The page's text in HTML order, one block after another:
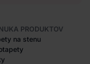
PRODUKTOV
na stenu